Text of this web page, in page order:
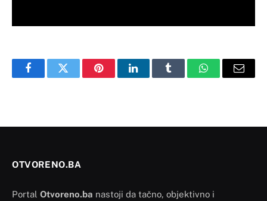
FacebookTwitter PinterestLinkedInTumblr WhatsAppEmail
OTVORENO.BA
Portal Otvoreno.ba nastoji da tačno, objektivno i